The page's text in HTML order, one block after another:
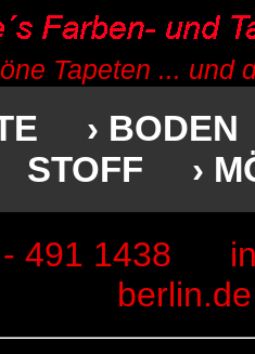
Tapeten ... und
› BODEN
STOFF ›
491 1438
berlin.de